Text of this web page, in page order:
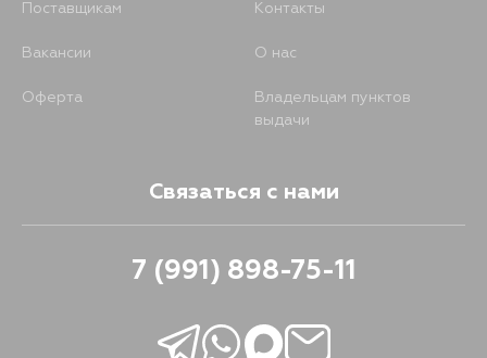
Поставщикам Контакты
Вакансии О нас
Оферта
Владельцам пунктов
выдачи
Связаться с нами
7 (991) 898-75-11